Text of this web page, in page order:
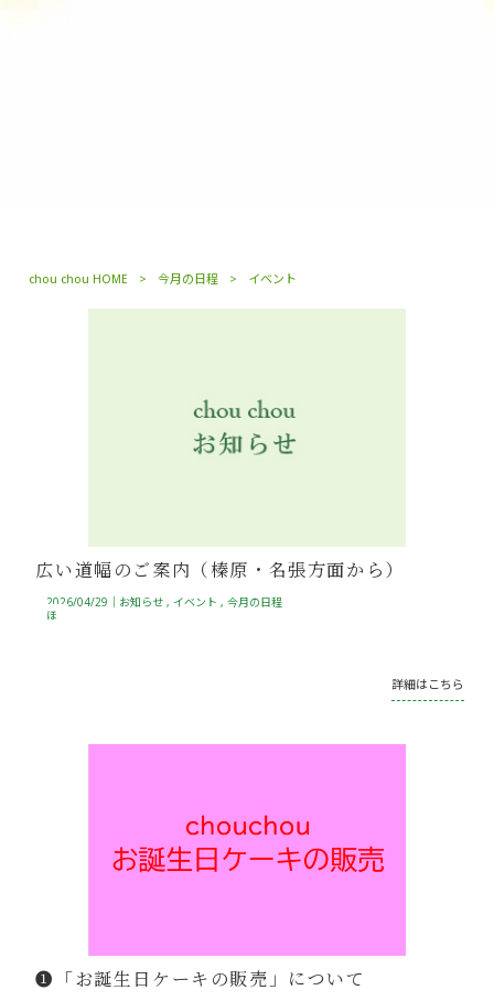
chou chou HOME > 今月の日程 > イベント
広い道幅のご案内（榛原・名張方面から）
2026/04/29｜ お知らせ イベント
今月の日程
ほ
詳細はこちら
❶「お誕生日ケーキの販売」について